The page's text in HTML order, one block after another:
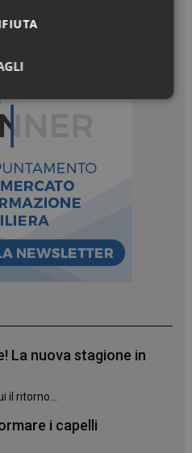
La nuova stagione in
il ritorno...
i capelli
a rendere fruibile il
di base quali la
e l'accesso alle aree
non è in grado di
.www.panoramacosmetico.it